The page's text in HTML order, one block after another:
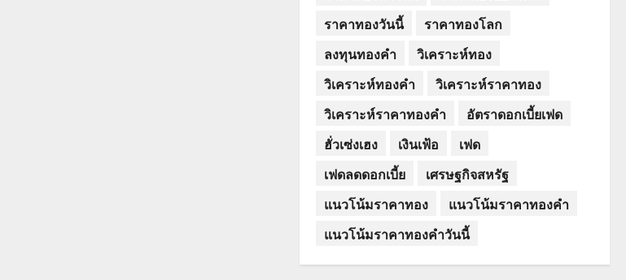
ราคาทองวันนี้
ราคาทองโลก
ลงทุนทองคำ
วิเคราะห์ทอง
วิเคราะห์ทองคำ
วิเคราะห์ราคาทอง
วิเคราะห์ราคาทองคำ
อัตราดอกเบี้ยเฟด
ฮั่วเซ่งเฮง
เงินเฟ้อ
เฟด
เฟดลดดอกเบี้ย
เศรษฐกิจสหรัฐ
แนวโน้มราคาทอง
แนวโน้มราคาทองคำ
แนวโน้มราคาทองคำวันนี้